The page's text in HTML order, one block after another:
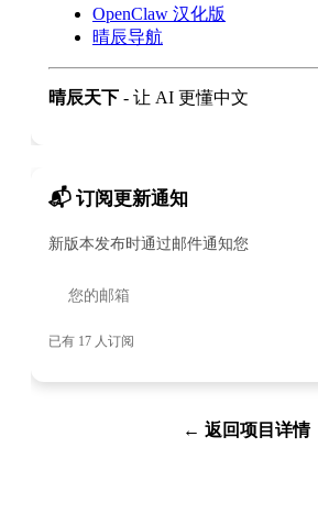
OpenClaw 汉化版
晴辰导航
晴辰天下 - 让 AI 更懂中文
📬 订阅更新通知
新版本发布时通过邮件通知您
已有 17 人订阅
← 返回项目详情